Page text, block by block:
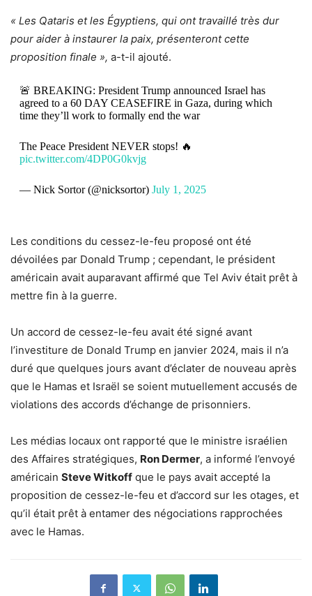
« Les Qataris et les Égyptiens, qui ont travaillé très dur
pour aider à instaurer la paix, présenteront cette
proposition finale », a-t-il ajouté.
🚨 BREAKING: President Trump announced Israel has
agreed to a 60 DAY CEASEFIRE in Gaza, during which
time they’ll work to formally end the war
The Peace President NEVER stops! 🔥
pic.twitter.com/4DP0G0kvjg
— Nick Sortor (@nicksortor) July 1, 2025
Les conditions du cessez-le-feu proposé ont été
dévoilées par Donald Trump ; cependant, le président
américain avait auparavant affirmé que Tel Aviv était prêt à
mettre fin à la guerre.
Un accord de cessez-le-feu avait été signé avant
l’investiture de Donald Trump en janvier 2024, mais il n’a
duré que quelques jours avant d’éclater de nouveau après
que le Hamas et Israël se soient mutuellement accusés de
violations des accords d’échange de prisonniers.
Les médias locaux ont rapporté que le ministre israélien
des Affaires stratégiques, Ron Dermer, a informé l’envoyé
américain Steve Witkoff que le pays avait accepté la
proposition de cessez-le-feu et d’accord sur les otages, et
qu’il était prêt à entamer des négociations rapprochées
avec le Hamas.